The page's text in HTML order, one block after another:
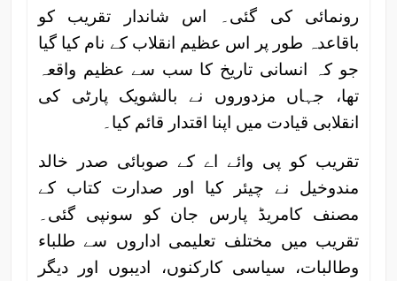
رونمائی کی گئی۔ اس شاندار تقریب کو
باقاعدہ طور پر اس عظیم انقلاب کے نام کیا گیا
جو کہ انسانی تاریخ کا سب سے عظیم واقعہ
تھا، جہاں مزدوروں نے بالشویک پارٹی کی
انقلابی قیادت میں اپنا اقتدار قائم کیا۔
تقریب کو پی وائے اے کے صوبائی صدر خالد
مندوخیل نے چیئر کیا اور صدارت کتاب کے
مصنف کامریڈ پارس جان کو سونپی گئی۔
تقریب میں مختلف تعلیمی اداروں سے طلباء
وطالبات، سیاسی کارکنوں، ادیبوں اور دیگر